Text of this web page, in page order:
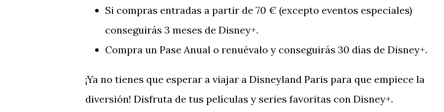
Si compras entradas a partir de 70 € (excepto eventos especiales)
conseguirás 3 meses de Disney+.
Compra un Pase Anual o renuévalo y conseguirás 30 días de Disney+.
¡Ya no tienes que esperar a viajar a Disneyland Paris para que empiece la
diversión! Disfruta de tus películas y series favoritas con Disney+.